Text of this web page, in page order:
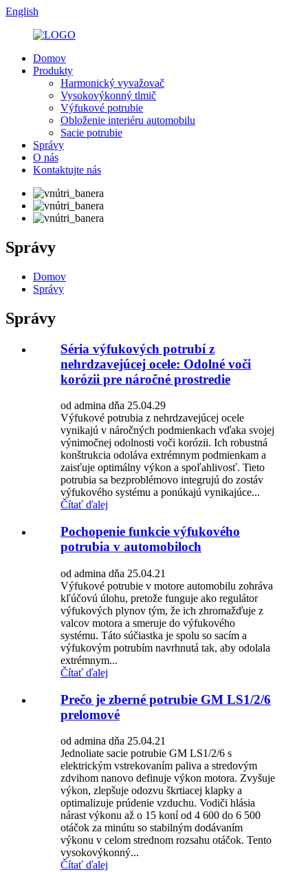
English
Domov
Produkty
Harmonický vyvažovač
Vysokovýkonný tlmič
Výfukové potrubie
Obloženie interiéru automobilu
Sacie potrubie
Správy
O nás
Kontaktujte nás
Správy
Domov
Správy
Správy
Séria výfukových potrubí z
nehrdzavejúcej ocele: Odolné voči
korózii pre náročné prostredie
od admina dňa 25.04.29
Výfukové potrubia z nehrdzavejúcej ocele
vynikajú v náročných podmienkach vďaka svojej
výnimočnej odolnosti voči korózii. Ich robustná
konštrukcia odoláva extrémnym podmienkam a
zaisťuje optimálny výkon a spoľahlivosť. Tieto
potrubia sa bezproblémovo integrujú do zostáv
výfukového systému a ponúkajú vynikajúce...
Čítať ďalej
Pochopenie funkcie výfukového
potrubia v automobiloch
od admina dňa 25.04.21
Výfukové potrubie v motore automobilu zohráva
kľúčovú úlohu, pretože funguje ako regulátor
výfukových plynov tým, že ich zhromažďuje z
valcov motora a smeruje do výfukového
systému. Táto súčiastka je spolu so sacím a
výfukovým potrubím navrhnutá tak, aby odolala
extrémnym...
Čítať ďalej
Prečo je zberné potrubie GM LS1/2/6
prelomové
od admina dňa 25.04.21
Jednoliate sacie potrubie GM LS1/2/6 s
elektrickým vstrekovaním paliva a stredovým
zdvihom nanovo definuje výkon motora. Zvyšuje
výkon, zlepšuje odozvu škrtiacej klapky a
optimalizuje prúdenie vzduchu. Vodiči hlásia
nárast výkonu až o 15 koní od 4 600 do 6 500
otáčok za minútu so stabilným dodávaním
výkonu v celom strednom rozsahu otáčok. Tento
vysokovýkonný...
Čítať ďalej